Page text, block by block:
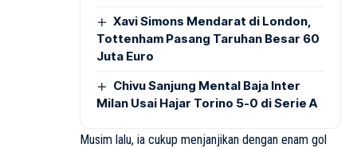
Xavi Simons Mendarat di London,
Tottenham Pasang Taruhan Besar 60
Juta Euro
Chivu Sanjung Mental Baja Inter
Milan Usai Hajar Torino 5-0 di Serie A
Musim lalu, ia cukup menjanjikan dengan enam gol